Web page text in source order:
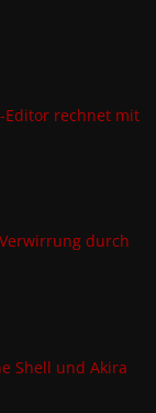
Editor rechnet mit
durch
Shell und Akira